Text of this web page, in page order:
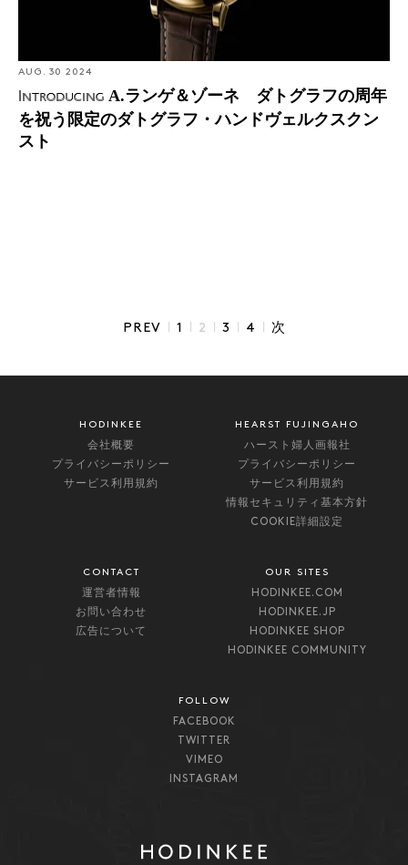
AUG. 30 2024
Introducing A.ランゲ＆ゾーネ ダトグラフの周年
を祝う限定のダトグラフ・ハンドヴェルクスクン
スト
PREV | 1 | 2 | 3 | 4 | 次
HODINKEE
会社概要
プライバシーポリシー
サービス利用規約
HEARST FUJINGAHO
ハースト婦人画報社
プライバシーポリシー
サービス利用規約
情報セキュリティ基本方針
COOKIE詳細設定
CONTACT
運営者情報
お問い合わせ
広告について
OUR SITES
HODINKEE.COM
HODINKEE.JP
HODINKEE SHOP
HODINKEE COMMUNITY
FOLLOW
FACEBOOK
TWITTER
VIMEO
INSTAGRAM